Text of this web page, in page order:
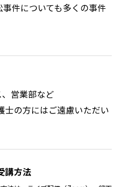
件についても多くの事件
営業部など
の方にはご遠慮いただい
講方法